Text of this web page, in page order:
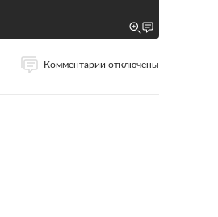
Комментарии отключены